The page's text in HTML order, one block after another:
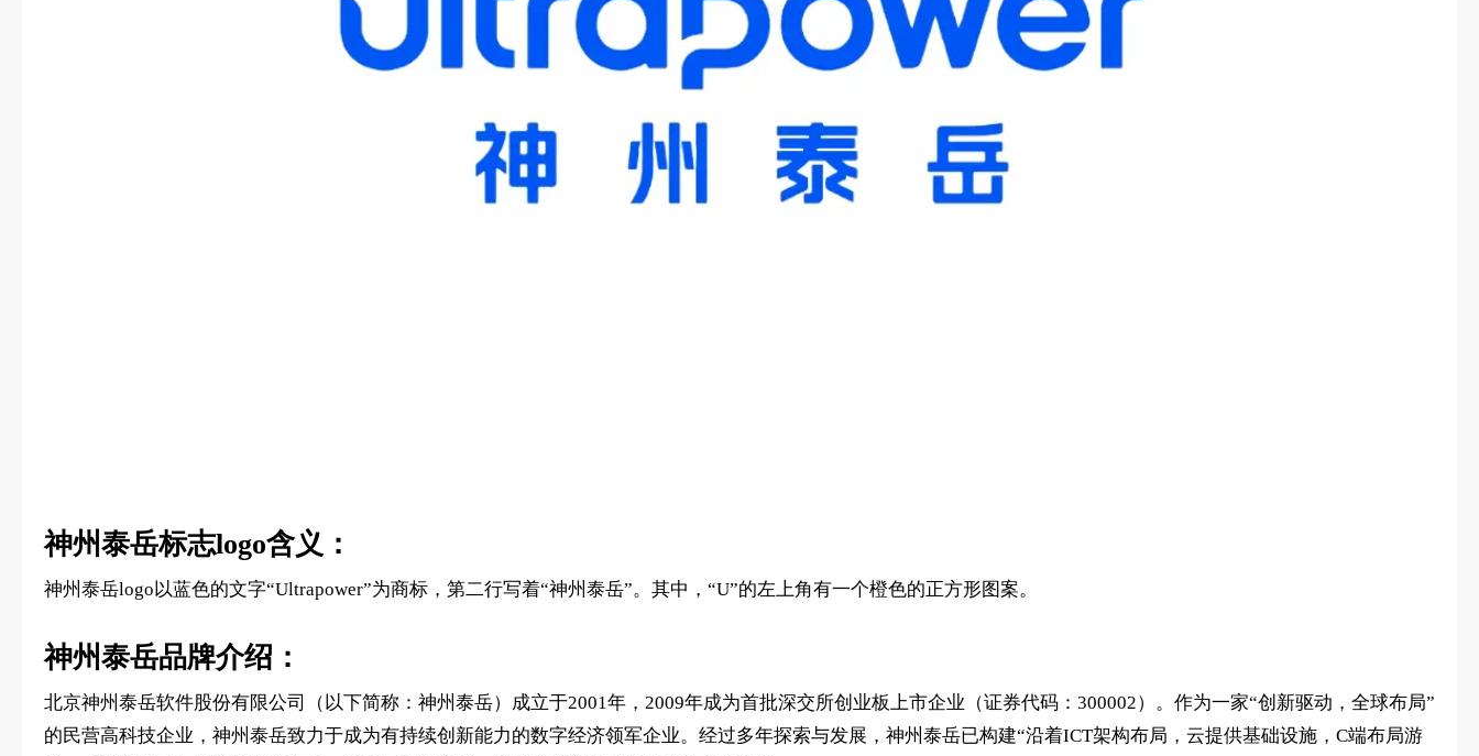
神州泰岳标志logo含义：
神州泰岳logo以蓝色的文字“Ultrapower”为商标，第二行写着“神州泰岳”。其中，“U”的左上角有一个橙色的正方形图案。
神州泰岳品牌介绍：
北京神州泰岳软件股份有限公司（以下简称：神州泰岳）成立于2001年，2009年成为首批深交所创业板上市企业（证券代码：300002）。作为一家“创新驱动，全球布局”
的民营高科技企业，神州泰岳致力于成为有持续创新能力的数字经济领军企业。经过多年探索与发展，神州泰岳已构建“沿着ICT架构布局，云提供基础设施，C端布局游